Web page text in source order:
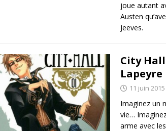
joue autant
Austen
Jeeves.
City
Lapeyre
11 juin 2015
Imaginez un
vie…
arme avec